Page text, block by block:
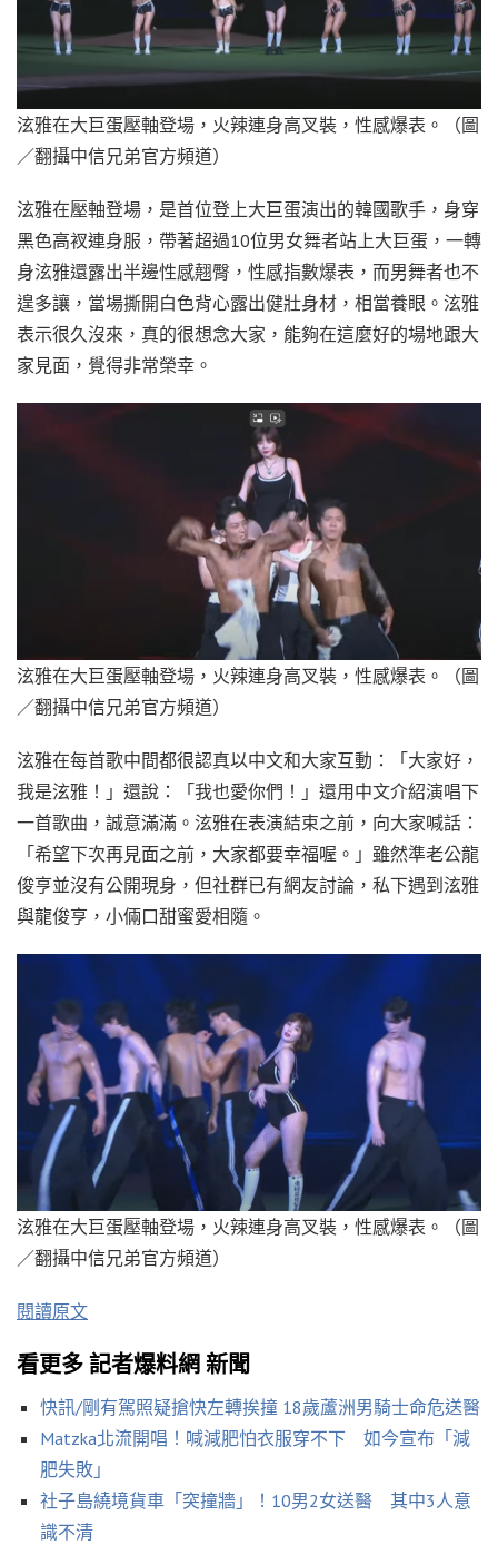
泫雅在大巨蛋壓軸登場，火辣連身高叉裝，性感爆表。（圖
／翻攝中信兄弟官方頻道）
泫雅在壓軸登場，是首位登上大巨蛋演出的韓國歌手，身穿
黑色高衩連身服，帶著超過10位男女舞者站上大巨蛋，一轉
身泫雅還露出半邊性感翹臀，性感指數爆表，而男舞者也不
遑多讓，當場撕開白色背心露出健壯身材，相當養眼。泫雅
表示很久沒來，真的很想念大家，能夠在這麼好的場地跟大
家見面，覺得非常榮幸。
泫雅在大巨蛋壓軸登場，火辣連身高叉裝，性感爆表。（圖
／翻攝中信兄弟官方頻道）
泫雅在每首歌中間都很認真以中文和大家互動：「大家好，
我是泫雅！」還說：「我也愛你們！」還用中文介紹演唱下
一首歌曲，誠意滿滿。泫雅在表演結束之前，向大家喊話：
「希望下次再見面之前，大家都要幸福喔。」雖然準老公龍
俊亨並沒有公開現身，但社群已有網友討論，私下遇到泫雅
與龍俊亨，小倆口甜蜜愛相隨。
泫雅在大巨蛋壓軸登場，火辣連身高叉裝，性感爆表。（圖
／翻攝中信兄弟官方頻道）
閱讀原文
看更多 記者爆料網 新聞
快訊/剛有駕照疑搶快左轉挨撞 18歲蘆洲男騎士命危送醫
Matzka北流開唱！喊減肥怕衣服穿不下 如今宣布「減
肥失敗」
社子島繞境貨車「突撞牆」！10男2女送醫 其中3人意
識不清